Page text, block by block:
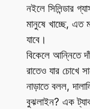
নইলে সিলিন্ডার
মানুষে খাচ্ছে, এত
যাবে।
বিকেলে আন্নিতে
রাতেও যার চোখে
নাড়াতে বলল,
বুঝলাইন? এক